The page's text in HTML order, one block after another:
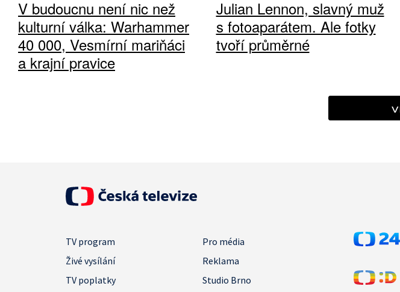
V budoucnu není nic než
kulturní válka: Warhammer
40 000, Vesmírní mariňáci
a krajní pravice
Julian Lennon, slavný muž
s fotoaparátem. Ale fotky
tvoří průměrné
TV program
Pro média
Živé vysílání
Reklama
TV poplatky
Studio Brno